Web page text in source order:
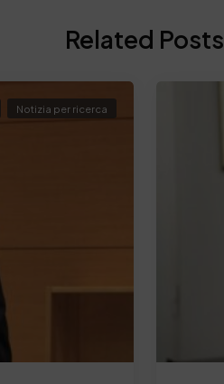
Related Posts
Notizia per ricerca